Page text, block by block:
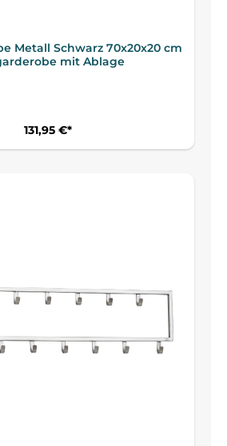
Metall Schwarz 70x20x20 cm
mit Ablage
131,95 €*